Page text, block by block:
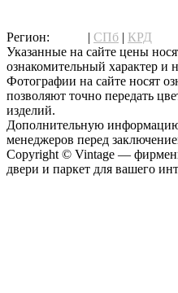
Регион: | СПб | КРД
Указанные на сайте цены
ознакомительный характер и
Фотографии на сайте носят
позволяют точно передать
изделий.
Дополнительную информацию
менеджеров перед
Copyright © Vintage —
двери и паркет для вашего